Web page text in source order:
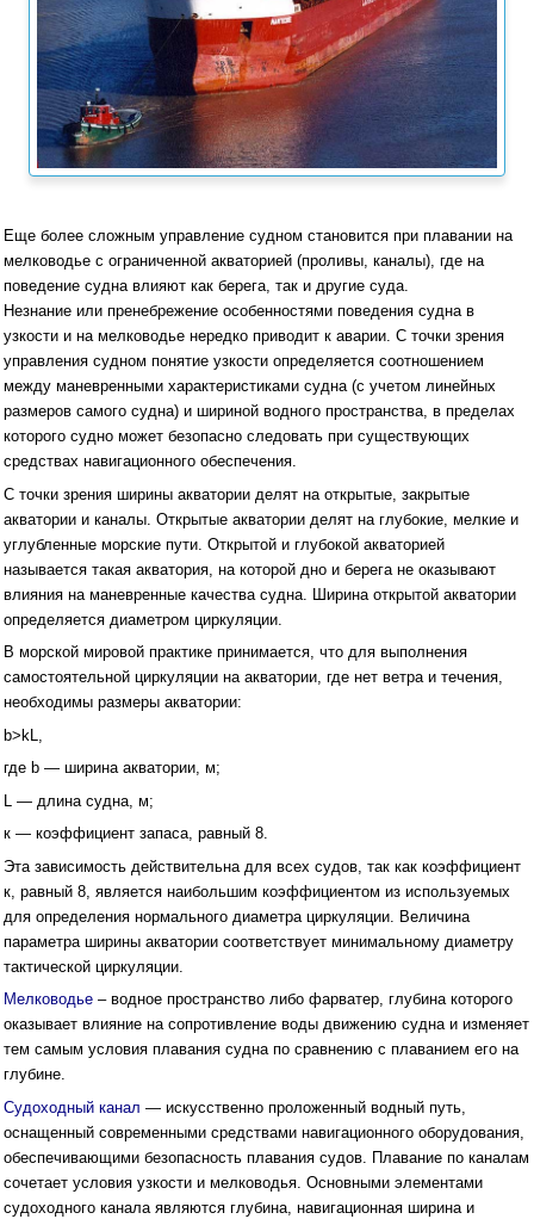
Еще более сложным управление судном становится при плавании на
мелководье с ограниченной акваторией (проливы, каналы), где на
поведение судна влияют как берега, так и другие суда.
Незнание или пренебрежение особенностями поведения судна в
узкости и на мелководье нередко приводит к аварии. С точки зрения
управления судном понятие узкости определяется соотношением
между маневренными характеристиками судна (с учетом линейных
размеров самого судна) и шириной водного пространства, в пределах
которого судно может безопасно следовать при существующих
средствах навигационного обеспечения.
С точки зрения ширины акватории делят на открытые, закрытые
акватории и каналы. Открытые акватории делят на глубокие, мелкие и
углубленные морские пути. Открытой и глубокой акваторией
называется такая акватория, на которой дно и берега не оказывают
влияния на маневренные качества судна. Ширина открытой акватории
определяется диаметром циркуляции.
В морской мировой практике принимается, что для выполнения
самостоятельной циркуляции на акватории, где нет ветра и течения,
необходимы размеры акватории:
b>kL,
где b — ширина акватории, м;
L — длина судна, м;
к — коэффициент запаса, равный 8.
Эта зависимость действительна для всех судов, так как коэффициент
к, равный 8, является наибольшим коэффициентом из используемых
для определения нормального диаметра циркуляции. Величина
параметра ширины акватории соответствует минимальному диаметру
тактической циркуляции.
Мелководье – водное пространство либо фарватер, глубина которого
оказывает влияние на сопротивление воды движению судна и изменяет
тем самым условия плавания судна по сравнению с плаванием его на
глубине.
Судоходный канал — искусственно проложенный водный путь,
оснащенный современными средствами навигационного оборудования,
обеспечивающими безопасность плавания судов. Плавание по каналам
сочетает условия узкости и мелководья. Основными элементами
судоходного канала являются глубина, навигационная ширина и